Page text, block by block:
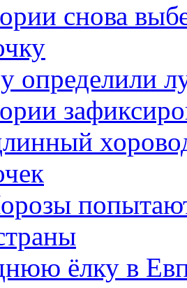
снова
определили
ёлку в